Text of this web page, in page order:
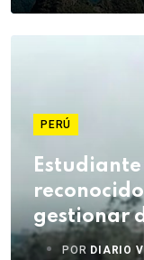
PERÚ
Estudiante
gestionar
Estados
POR DIARIO